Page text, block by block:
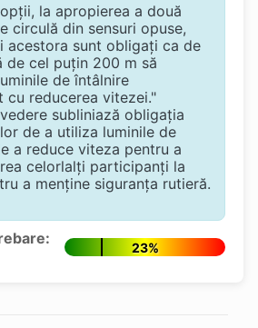
la apropierea a două
circulă din sensuri opuse,
acestora sunt obligați ca de
de cel puțin 200 m să
de întâlnire
cu reducerea vitezei."
subliniază obligația
de a utiliza luminile de
a reduce viteza pentru a
celorlalți participanți la
a menține siguranța rutieră.
23%